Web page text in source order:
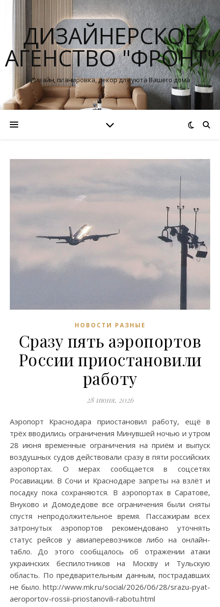
ДИЗАЙНЕРСКОЕ
АГЕНСТВО "ФРОНТ"
Дизайн, планировка, декор для уюта Вашего дома
НОВОСТИ РАЗНЫЕ
Сразу пять аэропортов
России приостановили
работу
28 июня, 2026
Аэропорт Краснодара приостановил работу, ещё в
трёх вводились ограничения Минувшей ночью и утром
28 июня временные ограничения на приём и выпуск
воздушных судов действовали сразу в пяти российских
аэропортах. О мерах сообщается в соцсетях
Росавиации. В Сочи и Краснодаре запреты на взлёт и
посадку пока сохраняются. В аэропортах в Саратове,
Внуково и Домодедове все ограничения были сняты
спустя непродолжительное время. Пассажирам всех
затронутых аэропортов рекомендовано уточнять
статус рейсов у авиаперевозчиков либо на онлайн-
табло. До этого сообщалось об отражении атаки
украинских беспилотников на Москву и Тульскую
область. По предварительным данным, пострадавших
не было. http://www.mk.ru/social/2026/06/28/srazu-pyat-
aeroportov-rossii-priostanovili-rabotu.html